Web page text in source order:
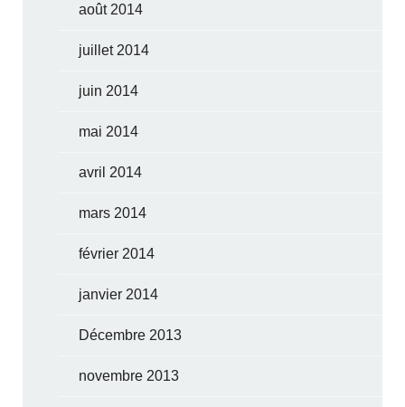
août 2014
juillet 2014
juin 2014
mai 2014
avril 2014
mars 2014
février 2014
janvier 2014
Décembre 2013
novembre 2013